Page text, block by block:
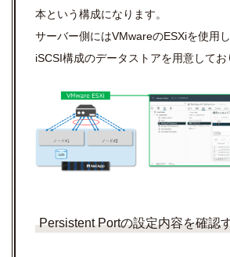
本という構成になります。
サーバー側にはVMwareのESXiを使用
iSCSI構成のデータストアを用意してお
Persistent Portの設定内容を確認